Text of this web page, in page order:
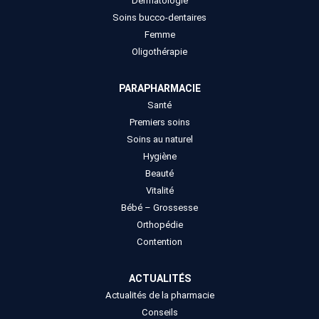
Soins bucco-dentaires
Femme
Oligothérapie
PARAPHARMACIE
Santé
Premiers soins
Soins au naturel
Hygiène
Beauté
Vitalité
Bébé – Grossesse
Orthopédie
Contention
ACTUALITÉS
Actualités de la pharmacie
Conseils